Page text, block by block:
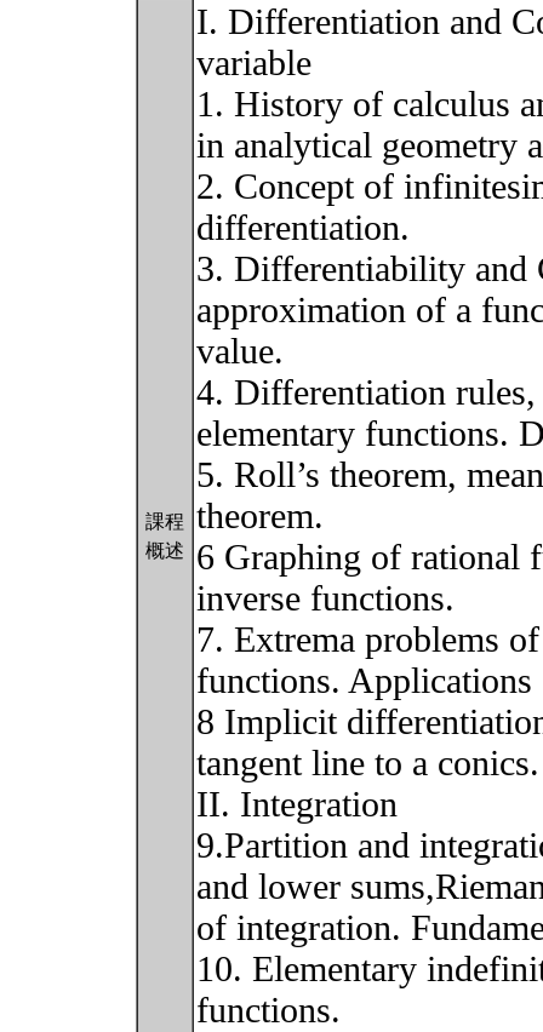
課程
概述
I. Differentiation and
variable
1. History of calculus
in analytical geometry
2. Concept of
differentiation.
3. Differentiability and
approximation of a
value.
4. Differentiation
elementary functions.
5. Roll’s theorem,
theorem.
6 Graphing of rational
inverse functions.
7. Extrema problems
functions.
8 Implicit
tangent line to a conics.
II. Integration
9.Partition and
and lower
of integration.
10. Elementary
functions.